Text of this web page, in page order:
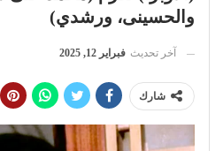
والحسينى، ورشدي)
آخر تحديث فبراير 12, 2025
شارك